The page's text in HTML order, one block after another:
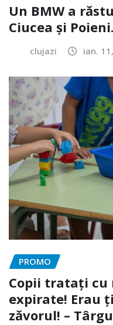
Un BMW a
Ciucea și
clujazi ian.
PROMO
Copii tratați cu
expirate! Erau
zăvorul! –